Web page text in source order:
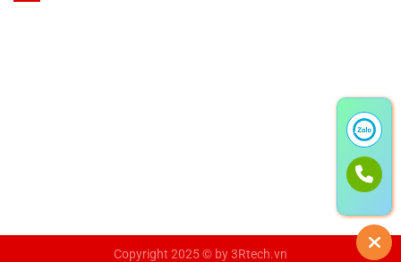
Copyright 2025 © by3Rtech.vn